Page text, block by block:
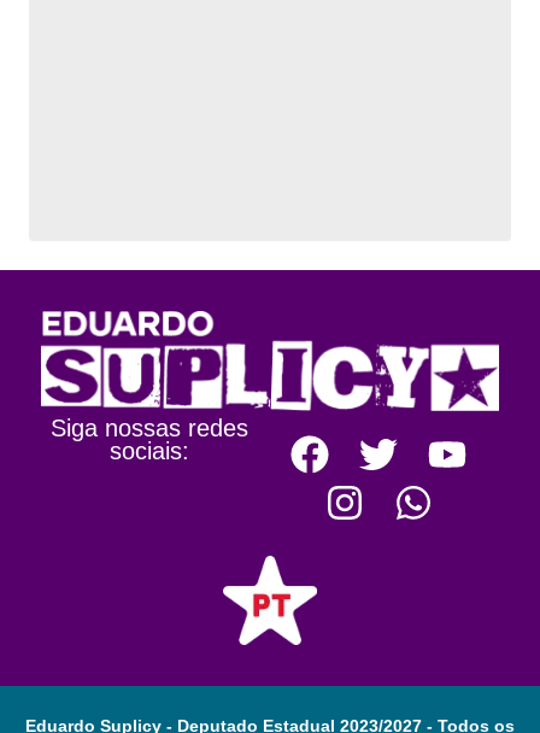
Siga nossas redes
sociais:
Eduardo Suplicy - Deputado Estadual 2023/2027 - Todos os